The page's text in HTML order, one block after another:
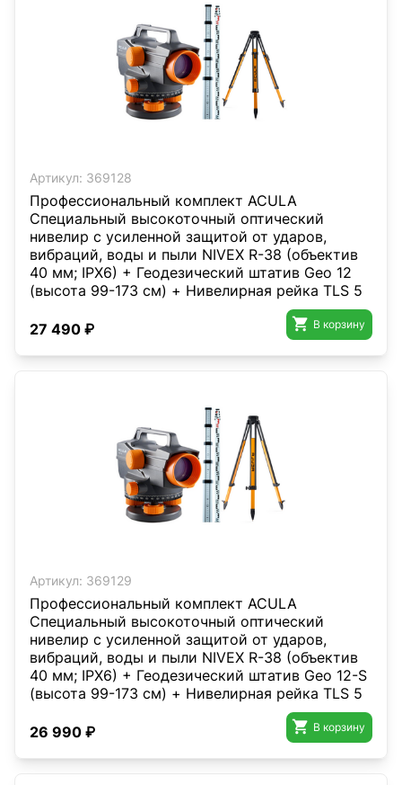
Артикул: 369128
Профессиональный комплект ACULA
Специальный высокоточный оптический
нивелир с усиленной защитой от ударов,
вибраций, воды и пыли NIVEX R-38 (объектив
40 мм; IPX6) + Геодезический штатив Geo 12
(высота 99-173 см) + Нивелирная рейка TLS 5
27 490 ₽
 В корзину
Артикул: 369129
Профессиональный комплект ACULA
Специальный высокоточный оптический
нивелир с усиленной защитой от ударов,
вибраций, воды и пыли NIVEX R-38 (объектив
40 мм; IPX6) + Геодезический штатив Geo 12-S
(высота 99-173 см) + Нивелирная рейка TLS 5
26 990 ₽
 В корзину